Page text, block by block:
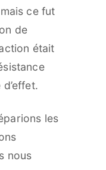
ce fut
de
était
les
nous